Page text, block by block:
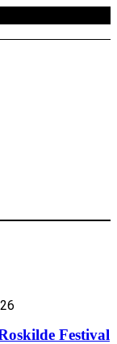
Festival